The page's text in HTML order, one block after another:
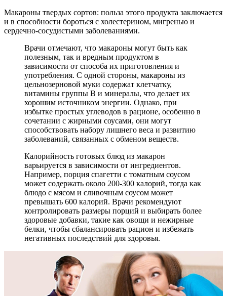
Макароны твердых сортов: польза этого продукта заключается
и в способности бороться с холестерином, мигренью и
сердечно-сосудистыми заболеваниями.
Врачи отмечают, что макароны могут быть как
полезным, так и вредным продуктом в
зависимости от способа их приготовления и
употребления. С одной стороны, макароны из
цельнозерновой муки содержат клетчатку,
витамины группы B и минералы, что делает их
хорошим источником энергии. Однако, при
избытке простых углеводов в рационе, особенно в
сочетании с жирными соусами, они могут
способствовать набору лишнего веса и развитию
заболеваний, связанных с обменом веществ.
Калорийность готовых блюд из макарон
варьируется в зависимости от ингредиентов.
Например, порция спагетти с томатным соусом
может содержать около 200-300 калорий, тогда как
блюдо с мясом и сливочным соусом может
превышать 600 калорий. Врачи рекомендуют
контролировать размеры порций и выбирать более
здоровые добавки, такие как овощи и нежирные
белки, чтобы сбалансировать рацион и избежать
негативных последствий для здоровья.